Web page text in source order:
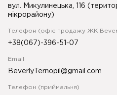
вул. Микулинецька, 116
мікрорайону)
Телефон (офіс продажу ЖК
+38(067)-396-51-07
Email
BeverlyTernopil@gmail.com
Телефон (приймальня)